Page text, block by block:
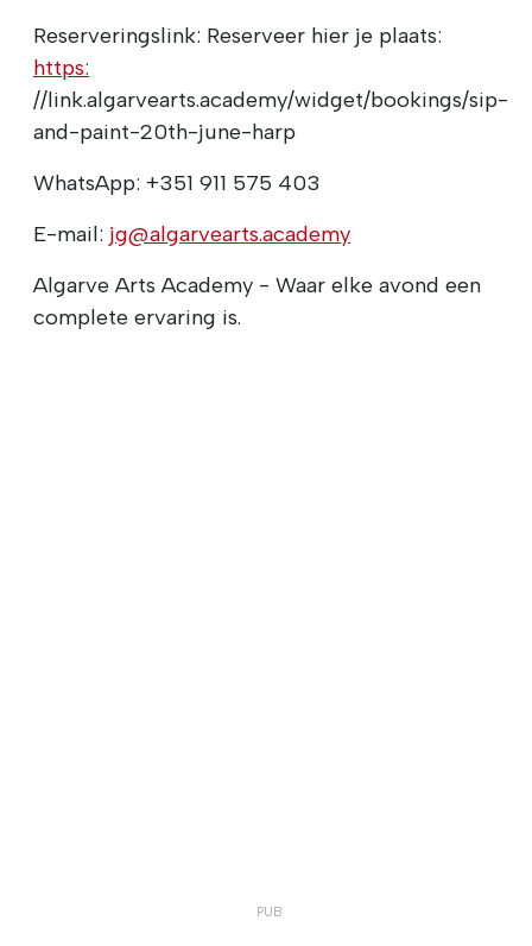
Reserveringslink: Reserveer hier je plaats:
https:
//link.algarvearts.academy/widget/bookings/sip-
and-paint-20th-june-harp
WhatsApp: +351 911 575 403
E-mail: jg@algarvearts.academy
Algarve Arts Academy - Waar elke avond een
complete ervaring is.